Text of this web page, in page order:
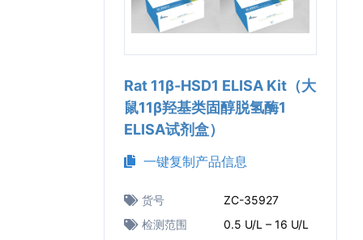
Rat 11β-HSD1 ELISA Kit（大
鼠11β羟基类固醇脱氢酶1
ELISA试剂盒）
一键复制产品信息
货号
ZC-35927
检测范围
0.5 U/L – 16 U/L